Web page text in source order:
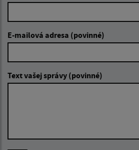
E-mailová adresa (povinné)
Text vašej správy (povinné)